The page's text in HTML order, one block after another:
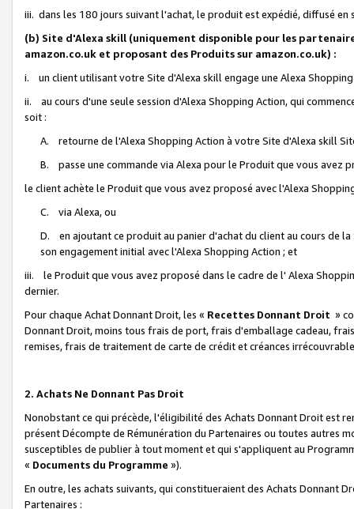
iii. dans les 180 jours suivant l'achat, le produit est expédié, diffusé
(b) Site d'Alexa skill (uniquement disponible pour les
amazon.co.uk et proposant des Produits sur amazon.co.uk) :
i. un client utilisant votre Site d'Alexa skill engage une Alexa
ii. au cours d'une seule session d'Alexa Shopping Action, qui
soit :
A. retourne de l'Alexa Shopping Action à votre Site d'Alexa skill
B. passe une commande via Alexa pour le Produit que vous avez
le client achète le Produit que vous avez proposé avec l'Alexa
C. via Alexa, ou
D. en ajoutant ce produit au panier d'achat du client au cours de
son engagement initial avec l'Alexa Shopping Action ; et
iii. le Produit que vous avez proposé dans le cadre de l' Alexa
dernier.
Pour chaque Achat Donnant Droit, les « Recettes Donnant Droit »
Donnant Droit, moins tous frais de port, frais d'emballage cadeau,
remises, frais de traitement de carte de crédit et créances
2. Achats Ne Donnant Pas Droit
Nonobstant ce qui précède, l'éligibilité des Achats Donnant Droit est
présent Décompte de Rémunération du Partenaires ou toutes autres
susceptibles de publier à tout moment et qui s'appliquent au
« Documents du Programme »).
En outre, les achats suivants, qui constitueraient des Achats Donnant
Partenaires :